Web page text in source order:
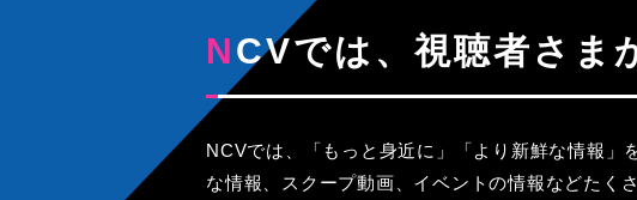
NCVでは、視聴者さ
NCVでは、「もっと身近に」「より新鮮な情報」
な情報、スクープ動画、イベントの情報などたく